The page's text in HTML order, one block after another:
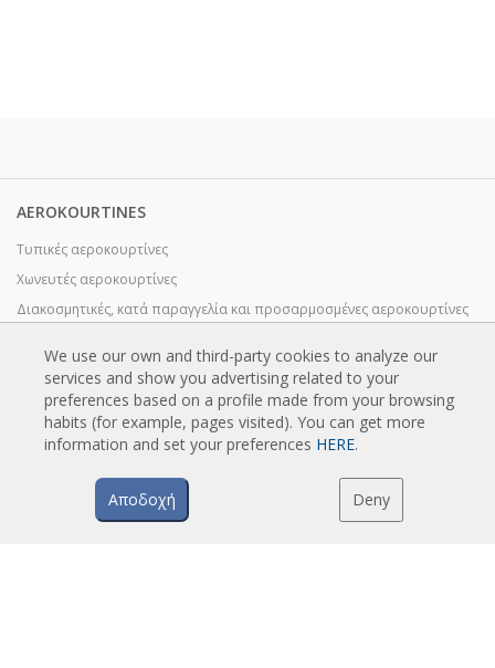
AEROKOURTINES
Τυπικές αεροκουρτίνες
Χωνευτές αεροκουρτίνες
Διακοσμητικές, κατά παραγγελία και προσαρμοσμένες αεροκουρτίνες
Ειδικά σχεδιασμένες αεροκουρτίνες με περιστρεφόμενη πόρτα
Αεροκουρτίνες με έλεγχο εντόμων
Αεροκουρτίνες αντλίας θερμότητας και εξοικονόμησης ενέργειας
Αεροκουρτίνες με σύστημα απολύμανσης και καθαρισμού
Οικονομικές αεροκουρτίνες χαμηλού κόστους
We use our own and third-party cookies to analyze our
services and show you advertising related to your
preferences based on a profile made from your browsing
habits (for example, pages visited). You can get more
information and set your preferences HERE.
Αποδοχή Deny